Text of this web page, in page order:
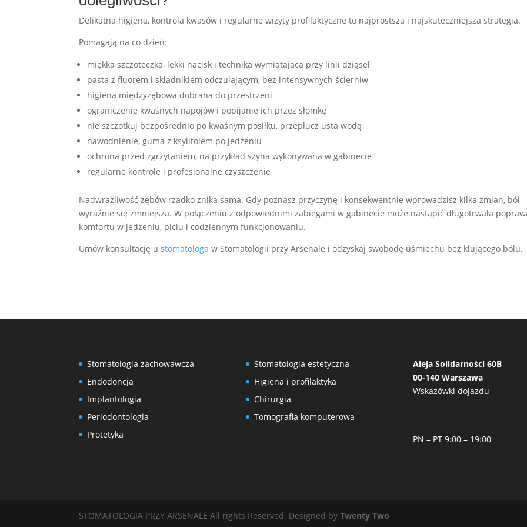
Delikatna higiena, kontrola kwasów i regularne wizyty profilaktyczne to najprostsza i najskuteczniejsza strategia.
Pomagają na co dzień:
miękka szczoteczka, lekki nacisk i technika wymiatająca przy linii dziąseł
pasta z fluorem i składnikiem odczulającym, bez intensywnych ścierniw
higiena międzyzębowa dobrana do przestrzeni
ograniczenie kwaśnych napojów i popijanie ich przez słomkę
nie szczotkuj bezpośrednio po kwaśnym posiłku, przepłucz usta wodą
nawodnienie, guma z ksylitolem po jedzeniu
ochrona przed zgrzytaniem, na przykład szyna wykonywana w gabinecie
regularne kontrole i profesjonalne czyszczenie
Nadwrażliwość zębów rzadko znika sama. Gdy poznasz przyczynę i konsekwentnie wprowadzisz kilka zmian, ból
wyraźnie się zmniejsza. W połączeniu z odpowiednimi zabiegami w gabinecie może nastąpić długotrwała
komfortu w jedzeniu, piciu i codziennym funkcjonowaniu.
Umów konsultację ustomatologa w Stomatologii przy Arsenale i odzyskaj swobodę uśmiechu bez kłującego bólu.
Stomatologia zachowawcza
Endodoncja
Implantologia
Periodontologia
Protetyka
Stomatologia estetyczna
Higiena i profilaktyka
Chirurgia
Tomografia komputerowa
Aleja Solidarności 60B
00-140 Warszawa
Wskazówki dojazdu
PN – PT 9:00 – 19:00
STOMATOLOGIA PRZY ARSENALE All rights Reserved. Designed byTwenty Two